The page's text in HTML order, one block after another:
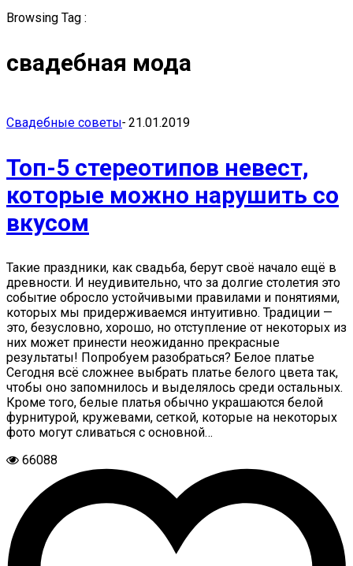
Browsing Tag :
свадебная мода
Свадебные советы- 21.01.2019
Топ-5 стереотипов невест,
которые можно нарушить со
вкусом
Такие праздники, как свадьба, берут своё начало ещё в
древности. И неудивительно, что за долгие столетия это
событие обросло устойчивыми правилами и понятиями,
которых мы придерживаемся интуитивно. Традиции —
это, безусловно, хорошо, но отступление от некоторых из
них может принести неожиданно прекрасные
результаты! Попробуем разобраться? Белое платье
Сегодня всё сложнее выбрать платье белого цвета так,
чтобы оно запомнилось и выделялось среди остальных.
Кроме того, белые платья обычно украшаются белой
фурнитурой, кружевами, сеткой, которые на некоторых
фото могут сливаться с основной…
66088